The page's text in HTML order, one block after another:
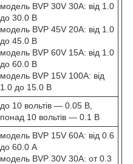
модель BVP 30V 30A: від 1.0
до 30.0 В
модель BVP 45V 20A: від 1.0
до 45.0 В
модель BVP 60V 15A: від 1.0
до 60.0 В
модель BVP 15V 100A: від
1.0 до 15.0 В
до 10 вольтів — 0.05 В,
понад 10 вольтів — 0.1 В
модель BVP 15V 60A: від 0.6
до 60.0 A
модель BVP 30V 30A: от 0.3